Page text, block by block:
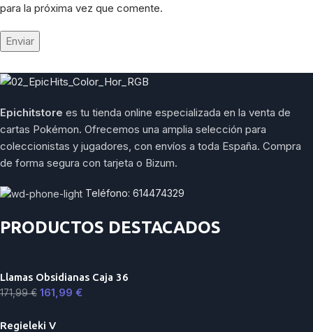
para la próxima vez que comente.
Epichitstore es tu tienda online especializada en la venta de
cartas Pokémon. Ofrecemos una amplia selección para
coleccionistas y jugadores, con envíos a toda España. Compra
de forma segura con tarjeta o Bizum.
Teléfono: 614474329
PRODUCTOS DESTACADOS
Llamas Obsidianas Caja 36
171,99€ 161,99 €
Regieleki V